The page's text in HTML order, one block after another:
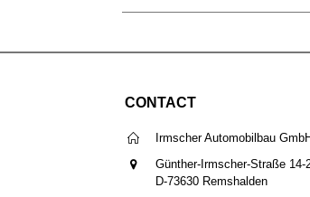
CONTACT
Irmscher Automobilbau
Günther-Irmscher-Straße 14-
D-73630 Remshalden